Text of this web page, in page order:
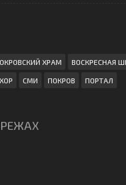
ХРАМ ВОСКРЕСНАЯ
СМИ ПОКРОВ ПОРТАЛ